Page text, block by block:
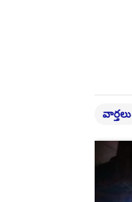
వార్తలు